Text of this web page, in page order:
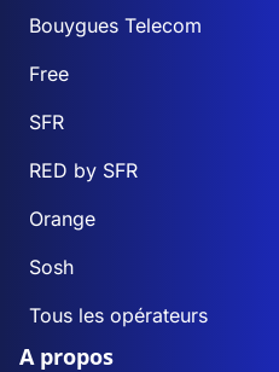
Bouygues Telecom
Free
SFR
RED by SFR
Orange
Sosh
Tous les opérateurs
A propos